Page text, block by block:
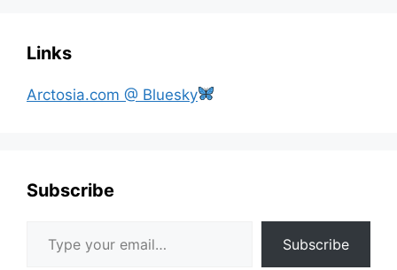
Links
Arctosia.com @ Bluesky
Subscribe
Subscribe